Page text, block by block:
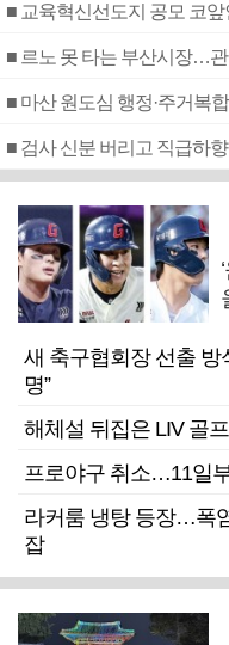
■ 교육혁신선도지 공모 코앞
■ 르노 못 타는 부산시장…
■ 마산 원도심 행정·주거복
새 축구협회장 선출
명”
해체설 뒤집은 LIV 골
프로야구 취소…11일
라커룸 냉탕 등장…폭
잡